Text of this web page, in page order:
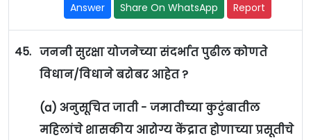
Answer Share On WhatsApp Report
45. जननी सुरक्षा योजनेच्या संदर्भात पुढील कोणते
विधान/विधाने बरोबर आहेत ?
(a) अनुसूचित जाती - जमातीच्या कुटुंबातील
महिलांचे शासकीय आरोग्य केंद्रात होणाच्या प्रसूतीचे